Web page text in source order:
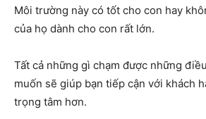
Môi trường này có tốt cho con hay
của họ dành cho con rất lớn.
Tất cả những gì chạm được những
muốn sẽ giúp bạn tiếp cận với khách
trọng tâm hơn.